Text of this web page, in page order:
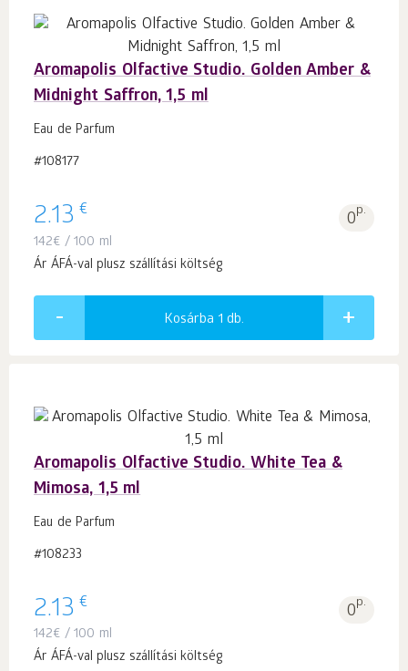
Aromapolis Olfactive Studio. Golden Amber &
Midnight Saffron, 1,5 ml
Eau de Parfum
#108177
2.13 € 0p.
142€ / 100 ml
Ár ÁFÁ-val plusz szállítási költség
Kosárba 1 db.
Aromapolis Olfactive Studio. White Tea &
Mimosa, 1,5 ml
Eau de Parfum
#108233
2.13 € 0p.
142€ / 100 ml
Ár ÁFÁ-val plusz szállítási költség